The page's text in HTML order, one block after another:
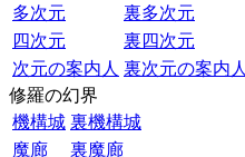
多次元
裏多次元
四次元
裏四次元
次元の案内人 裏次元の案内人
修羅の幻界
機構城 裏機構城
魔廊
裏魔廊